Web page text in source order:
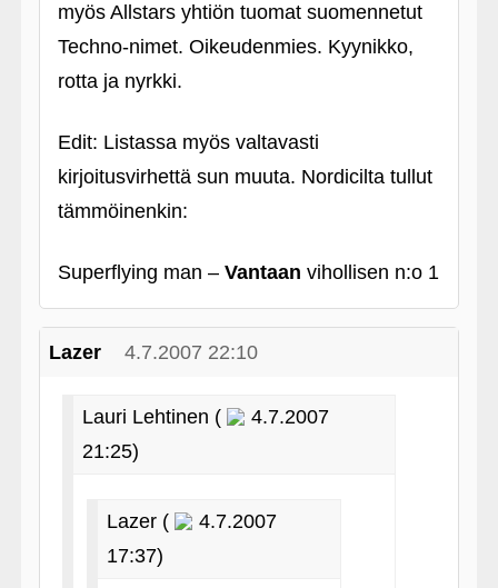
myös Allstars yhtiön tuomat suomennetut
Techno-nimet. Oikeudenmies. Kyynikko,
rotta ja nyrkki.
Edit: Listassa myös valtavasti
kirjoitusvirhettä sun muuta. Nordicilta tullut
tämmöinenkin:
Superflying man – Vantaan vihollisen n:o 1
Lazer 4.7.2007 22:10
Lauri Lehtinen (
4.7.2007
21:25)
Lazer (
4.7.2007
17:37)